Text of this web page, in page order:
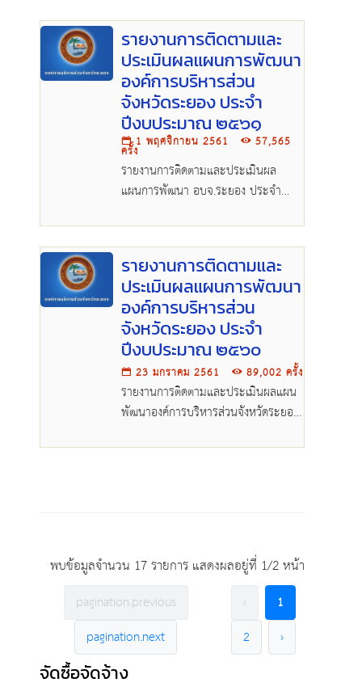
รายงานการติดตามและ
ประเมินผลแผนการพัฒนา
องค์การบริหารส่วน
จังหวัดระยอง ประจำ
ปีงบประมาณ ๒๕๖๑
1 พฤศจิกายน 2561 57,565
ครั้ง
รายงานการติดตามและประเมินผล
แผนการพัฒนา อบจ.ระยอง ประจำ
รายงานการติดตามและ
ประเมินผลแผนการพัฒนา
องค์การบริหารส่วน
จังหวัดระยอง ประจำ
ปีงบประมาณ ๒๕๖๐
23 มกราคม 2561 89,002 ครั้ง
รายงานการติดตามและประเมินผลแผน
พัฒนาองค์การบริหารส่วนจังหวัดระยอง
พบข้อมูลจำนวน 17 รายการ แสดงผลอยู่ที่ 1/2 หน้า
pagination.previous
pagination.next
‹
1
2
›
จัดซื้อจัดจ้าง